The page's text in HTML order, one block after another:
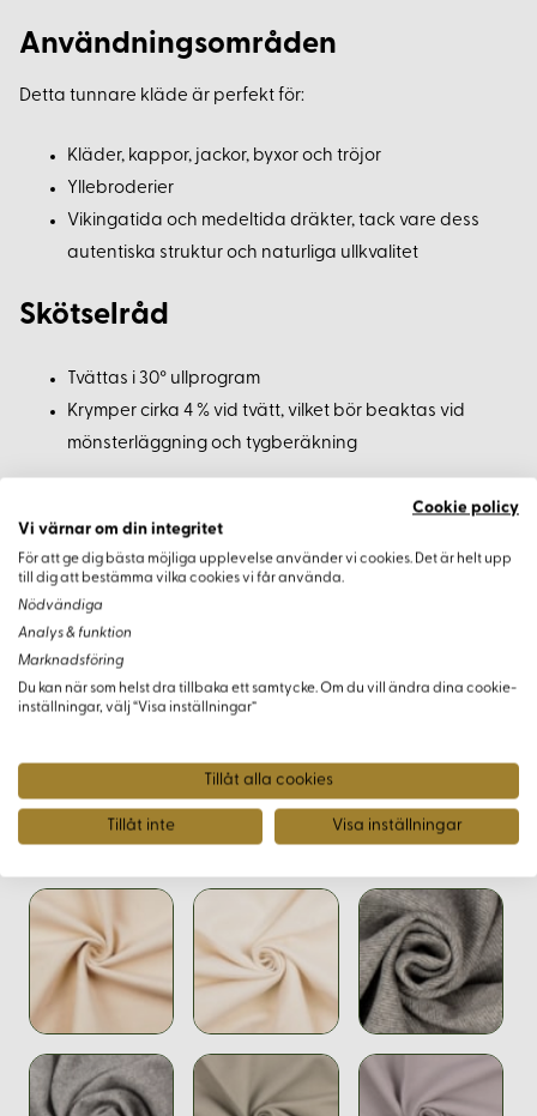
Användningsområden
Detta tunnare kläde är perfekt för:
Kläder, kappor, jackor, byxor och tröjor
Yllebroderier
Vikingatida och medeltida dräkter, tack vare dess
autentiska struktur och naturliga ullkvalitet
Skötselråd
Tvättas i 30° ullprogram
Krymper cirka 4 % vid tvätt, vilket bör beaktas vid
mönsterläggning och tygberäkning
Minsta beställningsmängd:0,5 meter metervara
För att säkerställa att du får rätt färg och kvalitet kan du
beställa ett tygprov - antingen en komplett provkarta över
alla kläden i vårt sortiment eller ett enskilt prov av just detta
tyg.
Varianter
Cookie policy
Vi värnar om din integritet
För att ge dig bästa möjliga upplevelse använder vi cookies. Det är helt upp
till dig att bestämma vilka cookies vi får använda.
Nödvändiga
Analys & funktion
Marknadsföring
Du kan när som helst dra tillbaka ett samtycke. Om du vill ändra dina cookie-
inställningar, välj “Visa inställningar”
Tillåt alla cookies
Tillåt inte Visa inställningar